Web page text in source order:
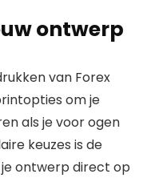
ontwerp
van Forex
om je
als je voor ogen
keuzes is de
ontwerp direct op